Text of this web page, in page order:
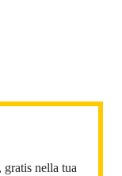
nella tua